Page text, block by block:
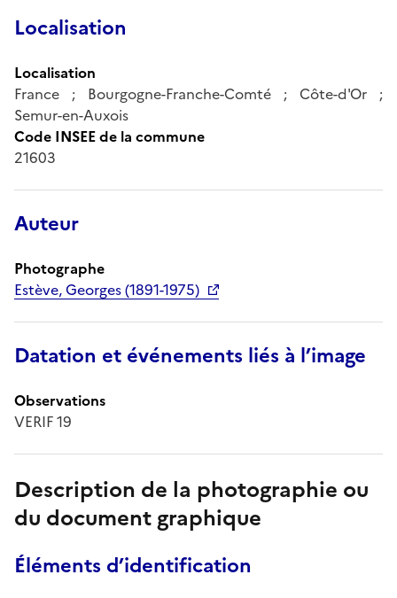
Localisation
Localisation
France ; Bourgogne-Franche-Comté ; Côte-d'Or ;
Semur-en-Auxois
Code INSEE de la commune
21603
Auteur
Photographe
Estève, Georges (1891-1975)
Datation et événements liés à l’image
Observations
VERIF 19
Description de la photographie ou
du document graphique
Éléments d’identification